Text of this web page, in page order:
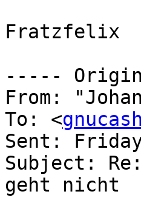
Fratzfelix
-----
From:
To: <
Sent:
Subject:
geht nicht